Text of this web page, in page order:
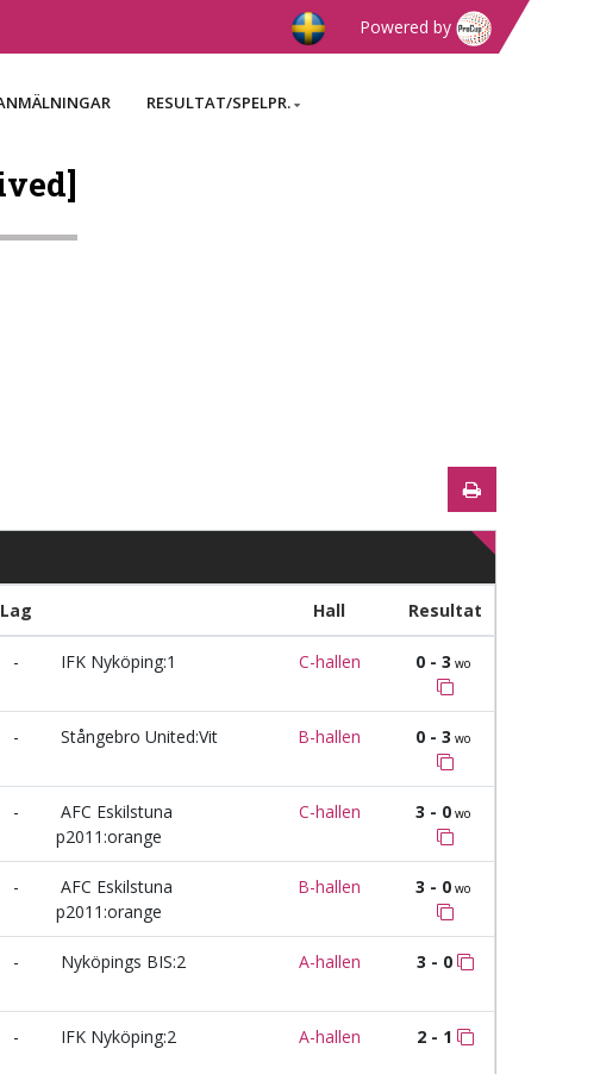
Powered by
RESULTAT/SPELPR.
Lag Hall Resultat
- IFK Nyköping:1 C-hallen 0 - 3 wo
- Stångebro United:Vit B-hallen 0 - 3 wo
-
AFC Eskilstuna
p2011:orange
C-hallen 3 - 0 wo
-
AFC Eskilstuna
p2011:orange
B-hallen 3 - 0 wo
- Nyköpings BIS:2 A-hallen 3 - 0
- IFK Nyköping:2 A-hallen 2 - 1